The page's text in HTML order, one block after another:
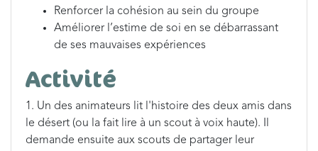
Renforcer la cohésion au sein du groupe
Améliorer l’estime de soi en se débarrassant
de ses mauvaises expériences
Activité
1. Un des animateurs lit l'histoire des deux amis dans
le désert (ou la fait lire à un scout à voix haute). Il
demande ensuite aux scouts de partager leur